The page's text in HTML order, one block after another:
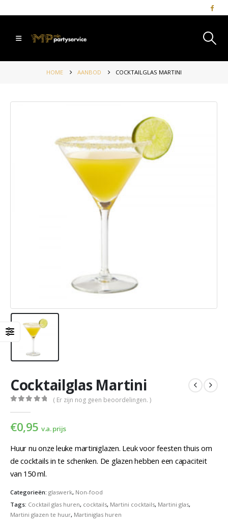
HOME AANBOD COCKTAILGLAS MARTINI
Cocktailglas Martini
( Er zijn nog geen beoordelingen. )
€0,95 v.a. prijs
Huur nu onze leuke martiniglazen. Leuk voor feesten thuis om
de cocktails in te schenken. De glazen hebben een capaciteit
van 150 ml.
Categorieën: glaswerk, Non-food
Tags: Cocktail glas huren, cocktails, Martini cocktails, Martini glas,
Martini glazen te huur, Martiniglas huren